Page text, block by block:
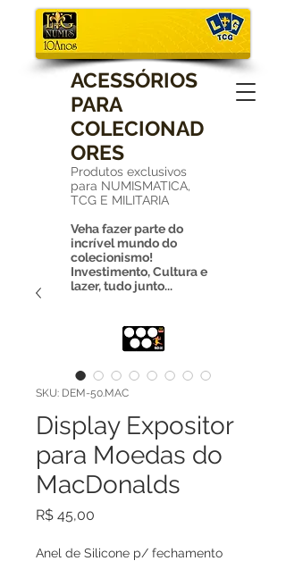
ACESSÓRIOS
PARA
COLECIONAD
ORES
Produtos exclusivos
para NUMISMATICA,
TCG E MILITARIA
Veha fazer parte do
incrível mundo do
colecionismo!
Investimento, Cultura e
lazer, tudo junto...
SKU: DEM-50.MAC
Display Expositor
para Moedas do
MacDonalds
R$ 45,00
Anel de Silicone p/ fechamento